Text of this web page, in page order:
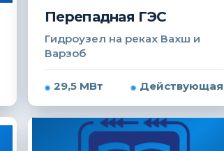
Перепадная ГЭС
Гидроузел на реках Вахш и
Варзоб
29,5 МВт Действующая